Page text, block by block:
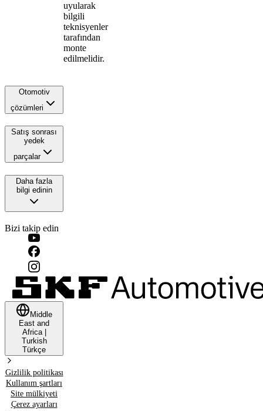
uyularak
bilgili
teknisyenler
tarafından
monte
edilmelidir.
Otomotiv
çözümleri
Satış sonrası
yedek
parçalar
Daha fazla
bilgi edinin
Bizi takip edin
Middle
East and
Africa|
Turkish
Türkçe
Gizlilik politikası
Kullanım şartları
Site mülkiyeti
Çerez ayarları